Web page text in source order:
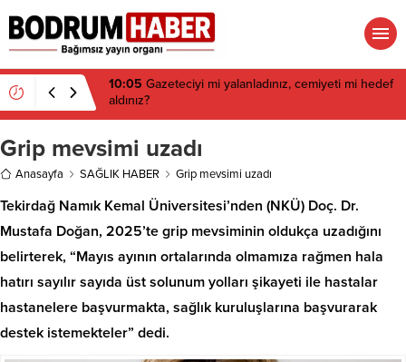
06:15 Danıştay iptal etmişti: Ortakent’te 650 bin
metrekare için yeni imar kararı
Grip mevsimi uzadı
Anasayfa SAĞLIK HABER Grip mevsimi uzadı
Tekirdağ Namık Kemal Üniversitesi’nden (NKÜ) Doç. Dr.
Mustafa Doğan, 2025’te grip mevsiminin oldukça uzadığını
belirterek, “Mayıs ayının ortalarında olmamıza rağmen hala
hatırı sayılır sayıda üst solunum yolları şikayeti ile hastalar
hastanelere başvurmakta, sağlık kuruluşlarına başvurarak
destek istemekteler” dedi.